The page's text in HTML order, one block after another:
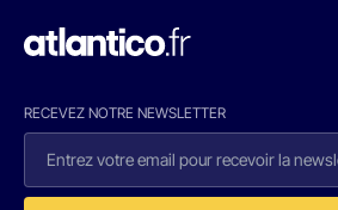
RECEVEZ NOTRE NEWSLETTER